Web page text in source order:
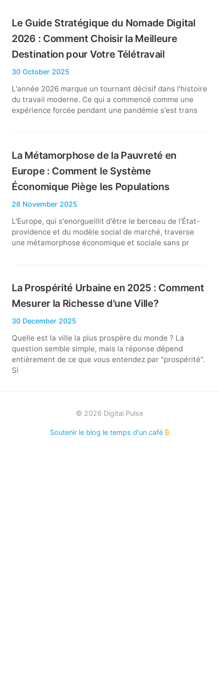
Le Guide Stratégique du Nomade Digital
2026 : Comment Choisir la Meilleure
Destination pour Votre Télétravail
30 October 2025
L'année 2026 marque un tournant décisif dans l'histoire
du travail moderne. Ce qui a commencé comme une
expérience forcée pendant une pandémie s'est trans
La Métamorphose de la Pauvreté en
Europe : Comment le Système
Économique Piège les Populations
28 November 2025
L'Europe, qui s'enorgueillit d'être le berceau de l'État-
providence et du modèle social de marché, traverse
une métamorphose économique et sociale sans pr
La Prospérité Urbaine en 2025 : Comment
Mesurer la Richesse d'une Ville?
30 December 2025
Quelle est la ville la plus prospère du monde ? La
question semble simple, mais la réponse dépend
entièrement de ce que vous entendez par "prospérité".
Si
© 2026 Digital Pulse
Soutenir le blog le temps d'un café ₿